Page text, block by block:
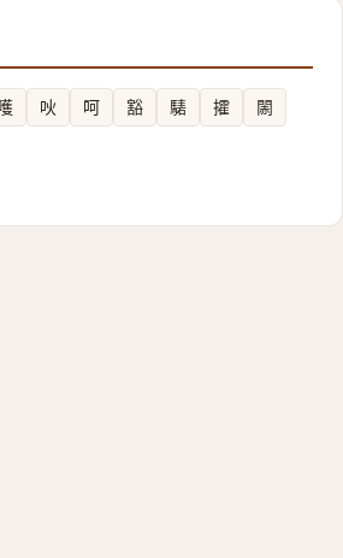
吙 呵 豁 騞 攉
䦝